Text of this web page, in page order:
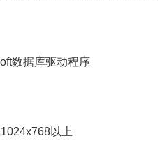
数据库驱动程序
以上